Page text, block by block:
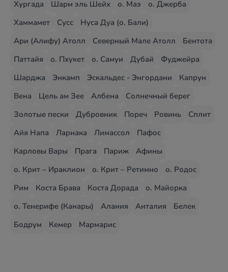
Хургада Шарм эль Шейх о. Маэ
о. Джерба
Хаммамет
Сусс
Нуса Дуа (о. Бали)
Ари (Алифу) Атолл
Северный Мале Атолл
Бентота
Паттайя
о. Пхукет о. Самуи Дубай
Фуджейра
Шарджа
Энкамп Эскальдес - Энгордани
Капрун
Вена
Цель ам Зее Албена
Солнечный берег
Золотые пески
Дубровник Пореч Ровинь
Сплит
Айя Напа
Ларнака Лимассол
Пафос
Карловы Вары
Прага Париж
Афины
о. Крит – Ираклион
о. Крит – Ретимно
о. Родос
Рим
Коста Брава Коста Дорада
о. Майорка
о. Тенерифе (Канары)
Алания Анталия
Белек
Бодрум
Кемер Мармарис